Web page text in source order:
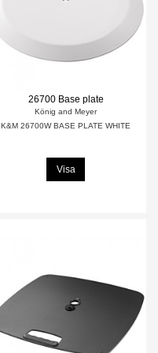
26700 Base plate
König and Meyer
K&M 26700W BASE PLATE WHITE
Visa